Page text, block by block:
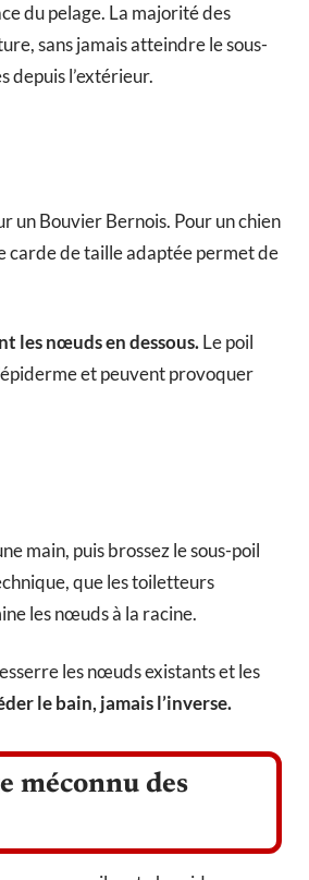
du pelage. La majorité des
sans jamais atteindre le sous-
depuis l’extérieur.
un Bouvier Bernois. Pour un chien
carde de taille adaptée permet de
les nœuds en dessous.Le poil
et peuvent provoquer
main, puis brossez le sous-poil
que les toiletteurs
les nœuds à la racine.
les nœuds existants et les
le bain, jamais l’inverse.
méconnu des